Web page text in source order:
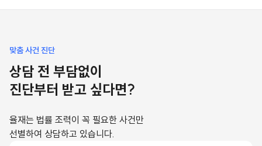
맞춤 사건 진단
상담 전 부담없이
진단부터 받고 싶다면?
율재는 법률 조력이 꼭 필요한 사건만
선별하여 상담하고 있습니다.